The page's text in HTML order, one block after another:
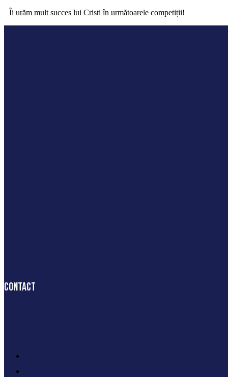
Îi urăm mult succes lui Cristi în următoarele competiții!
Contact